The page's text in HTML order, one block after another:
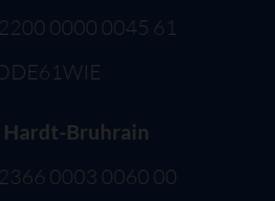
0000 0045 61
Hardt-Bruhrain
0003 0060 00